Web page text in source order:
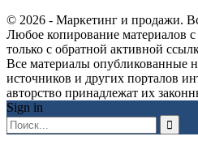
© 2026 - Маркетинг и продажи.
Любое копирование материалов с
только с обратной активной
Все материалы опубликованные
источников и других порталов
авторство принадлежат их
Sign in